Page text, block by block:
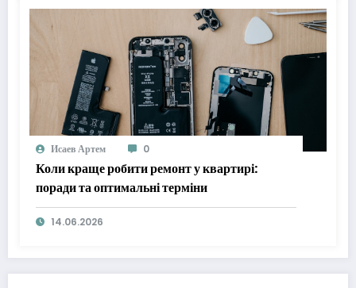
Исаев Артем 0
Коли краще робити ремонт у квартирі:
поради та оптимальні терміни
14.06.2026